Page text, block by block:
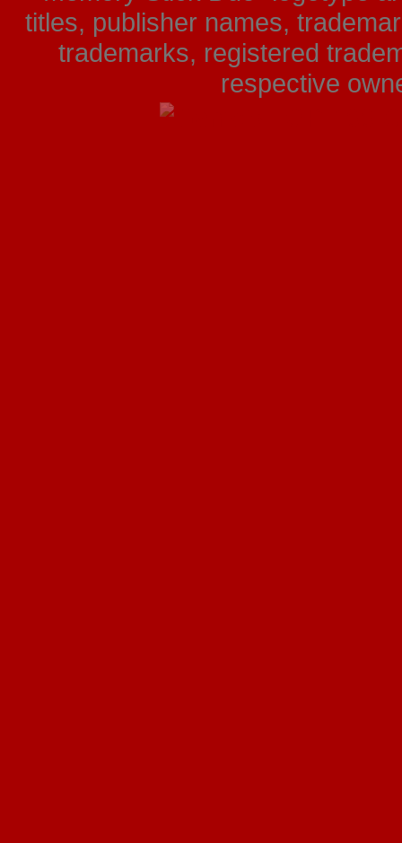
titles, publisher names,
trademarks, registered
respective